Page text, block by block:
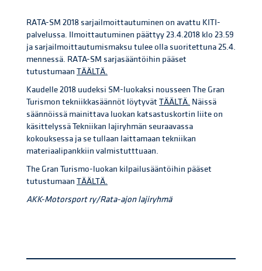
RATA-SM 2018 sarjailmoittautuminen on avattu KITI-
palvelussa. Ilmoittautuminen päättyy 23.4.2018 klo 23.59
ja sarjailmoittautumismaksu tulee olla suoritettuna 25.4.
mennessä. RATA-SM sarjasääntöihin pääset
tutustumaan TÄÄLTÄ.
Kaudelle 2018 uudeksi SM-luokaksi nousseen The Gran
Turismon tekniikkasäännöt löytyvät TÄÄLTÄ. Näissä
säännöissä mainittava luokan katsastuskortin liite on
käsittelyssä Tekniikan lajiryhmän seuraavassa
kokouksessa ja se tullaan laittamaan tekniikan
materiaalipankkiin valmistutttuaan.
The Gran Turismo-luokan kilpailusääntöihin pääset
tutustumaan TÄÄLTÄ.
AKK-Motorsport ry/Rata-ajon lajiryhmä